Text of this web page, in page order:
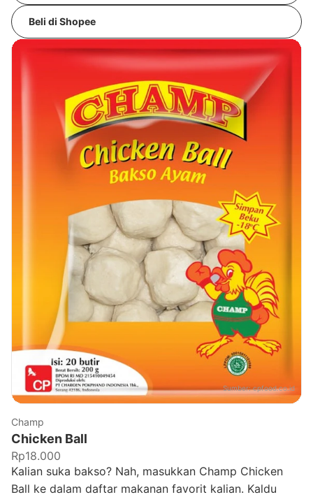
Beli di Shopee
Sumber:cpfood.co.id
Champ
Chicken Ball
Rp18.000
Kalian suka bakso? Nah, masukkan Champ Chicken
Ball ke dalam daftar makanan favorit kalian. Kaldu